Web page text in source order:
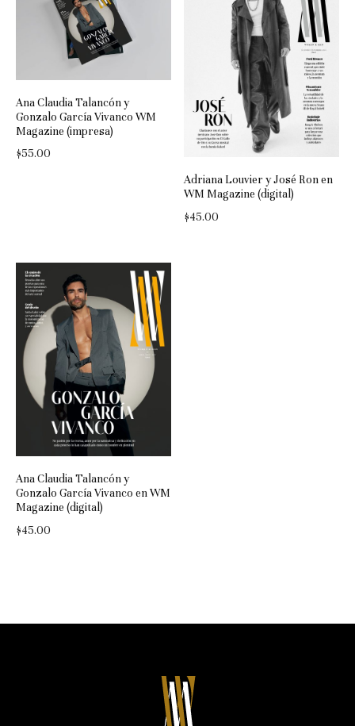
Ana Claudia Talancón y
Gonzalo García Vivanco WM
Magazine (impresa)
$55.00
Adriana Louvier y José Ron en
WM Magazine (digital)
$45.00
Ana Claudia Talancón y
Gonzalo García Vivanco en WM
Magazine (digital)
$45.00